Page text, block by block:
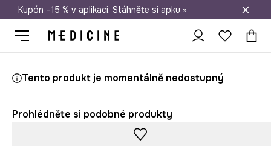
Doprava zdarma při nákupu nad 1 200 Kč
Kupón –15 % v aplikaci. Stáhněte si apku »
Tento produkt je momentálně nedostupný
Prohlédněte si podobné produkty